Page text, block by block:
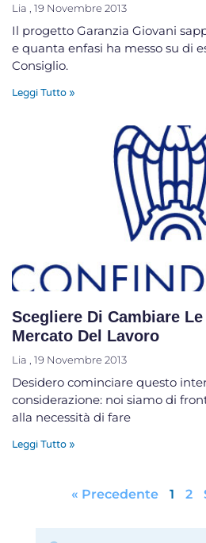
Lia 19 Novembre 2013
Il progetto Garanzia Giovani
e quanta enfasi ha messo su di
Consiglio.
Leggi Tutto »
Scegliere Di Cambiare
Mercato Del Lavoro
Lia 19 Novembre 2013
Desidero cominciare questo
considerazione: noi siamo di
alla necessità di fare
Leggi Tutto »
« Precedente 1 2